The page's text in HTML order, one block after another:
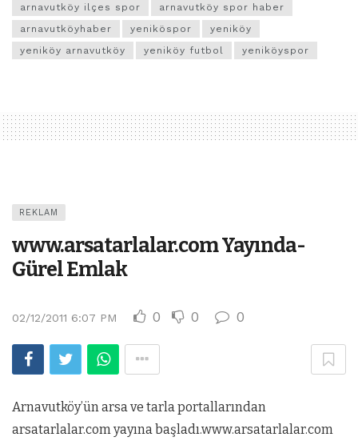
arnavutköy ilçes spor
arnavutköy spor haber
arnavutköyhaber
yeniköspor
yeniköy
yeniköy arnavutköy
yeniköy futbol yeniköyspor
REKLAM
www.arsatarlalar.com Yayında-
Gürel Emlak
02/12/2011 6:07 PM 0 0 0
Arnavutköy’ün arsa ve tarla portallarından
arsatarlalar.com yayına başladı.www.arsatarlalar.com